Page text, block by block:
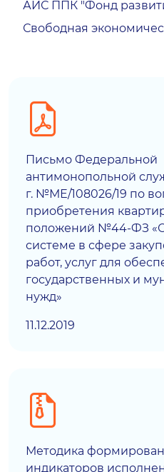
АИС ППК "Фонд
Свободная
Письмо Федеральной
антимонопольной
г. №МЕ/108026/19 по
приобретения
положений №44-ФЗ «О
системе в сфере
работ, услуг для
государственных и
нужд»
11.12.2019
Методика
индикаторов